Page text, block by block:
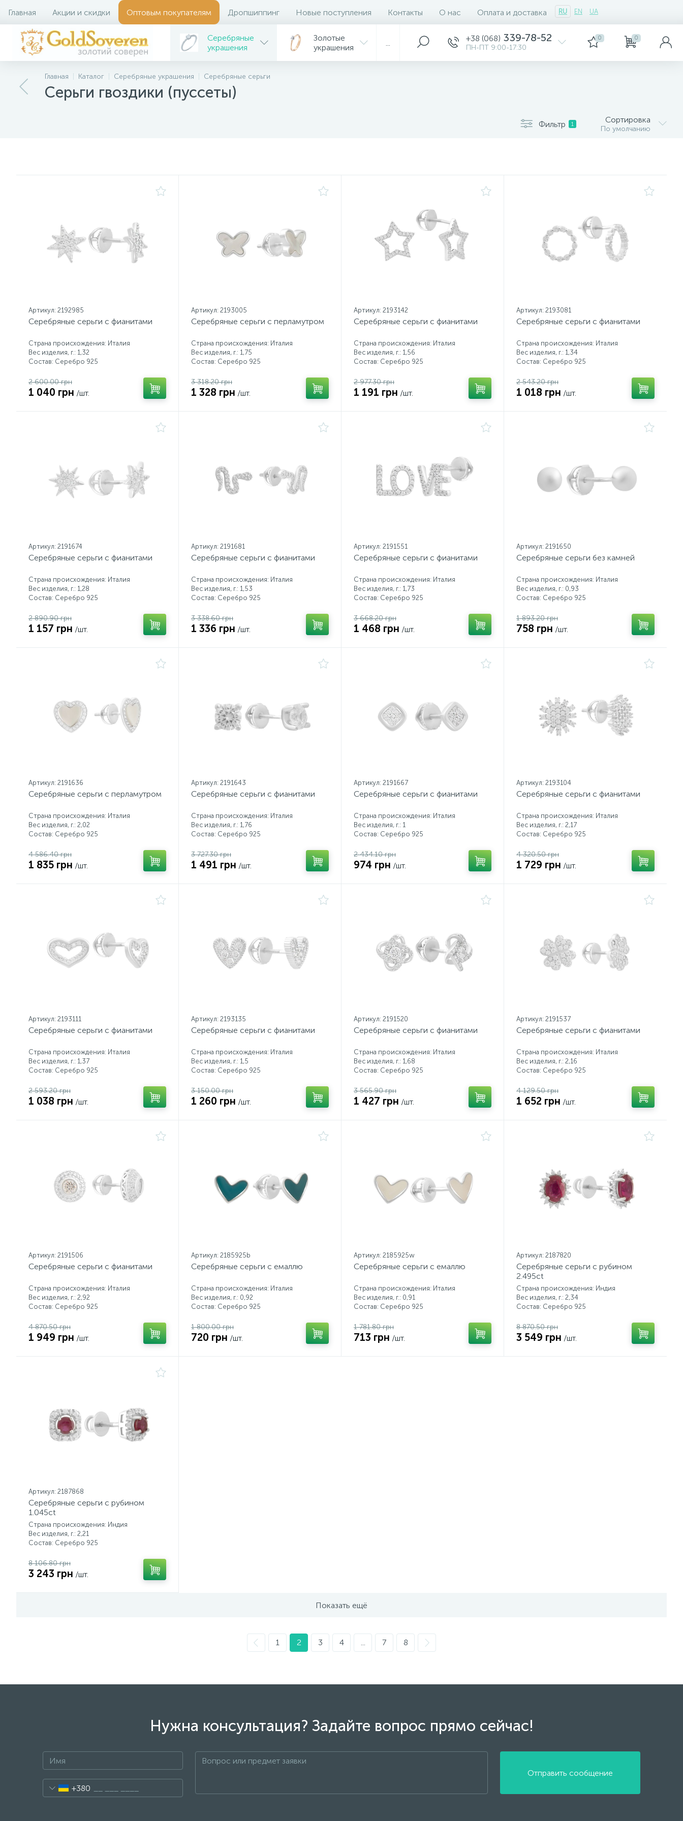
Главная Акции и скидки Оптовым покупателям Дропшиппинг Новые поступления Контакты О нас Оплата и доставка RU EN UA
Серебряные
украшения
Золотые
украшения
+38 (068) 339-78-52
ПН-ПТ 9:00-17:30
0 0
Главная Каталог Серебряные украшения Серебряные серьги
Серьги гвоздики (пуссеты)
Фильтр 1 Сортировка
По умолчанию
Артикул: 2192985
Серебряные серьги с фианитами
Страна происхождения: Италия
Вес изделия, г.: 1,32
Состав: Серебро 925
2 600.00 грн
1 040 грн /шт.
Артикул: 2193005
Серебряные серьги с перламутром
Страна происхождения: Италия
Вес изделия, г.: 1,75
Состав: Серебро 925
3 318.20 грн
1 328 грн /шт.
Артикул: 2193142
Серебряные серьги с фианитами
Страна происхождения: Италия
Вес изделия, г.: 1,56
Состав: Серебро 925
2 977.30 грн
1 191 грн /шт.
Артикул: 2193081
Серебряные серьги с фианитами
Страна происхождения: Италия
Вес изделия, г.: 1,34
Состав: Серебро 925
2 543.20 грн
1 018 грн /шт.
Артикул: 2191674
Серебряные серьги с фианитами
Страна происхождения: Италия
Вес изделия, г.: 1,28
Состав: Серебро 925
2 890.90 грн
1 157 грн /шт.
Артикул: 2191681
Серебряные серьги с фианитами
Страна происхождения: Италия
Вес изделия, г.: 1,53
Состав: Серебро 925
3 338.60 грн
1 336 грн /шт.
Артикул: 2191551
Серебряные серьги с фианитами
Страна происхождения: Италия
Вес изделия, г.: 1,73
Состав: Серебро 925
3 668.20 грн
1 468 грн /шт.
Артикул: 2191650
Серебряные серьги без камней
Страна происхождения: Италия
Вес изделия, г.: 0,93
Состав: Серебро 925
1 893.20 грн
758 грн /шт.
Артикул: 2191636
Серебряные серьги с перламутром
Страна происхождения: Италия
Вес изделия, г.: 2,02
Состав: Серебро 925
4 586.40 грн
1 835 грн /шт.
Артикул: 2191643
Серебряные серьги с фианитами
Страна происхождения: Италия
Вес изделия, г.: 1,76
Состав: Серебро 925
3 727.30 грн
1 491 грн /шт.
Артикул: 2191667
Серебряные серьги с фианитами
Страна происхождения: Италия
Вес изделия, г.: 1
Состав: Серебро 925
2 434.10 грн
974 грн /шт.
Артикул: 2193104
Серебряные серьги с фианитами
Страна происхождения: Италия
Вес изделия, г.: 2,17
Состав: Серебро 925
4 320.50 грн
1 729 грн /шт.
Артикул: 2193111
Серебряные серьги с фианитами
Страна происхождения: Италия
Вес изделия, г.: 1,37
Состав: Серебро 925
2 593.20 грн
1 038 грн /шт.
Артикул: 2193135
Серебряные серьги с фианитами
Страна происхождения: Италия
Вес изделия, г.: 1,5
Состав: Серебро 925
3 150.00 грн
1 260 грн /шт.
Артикул: 2191520
Серебряные серьги с фианитами
Страна происхождения: Италия
Вес изделия, г.: 1,68
Состав: Серебро 925
3 565.90 грн
1 427 грн /шт.
Артикул: 2191537
Серебряные серьги с фианитами
Страна происхождения: Италия
Вес изделия, г.: 2,16
Состав: Серебро 925
4 129.50 грн
1 652 грн /шт.
Артикул: 2191506
Серебряные серьги с фианитами
Страна происхождения: Италия
Вес изделия, г.: 2,92
Состав: Серебро 925
4 870.50 грн
1 949 грн /шт.
Артикул: 2185925b
Серебряные серьги с емаллю
Страна происхождения: Италия
Вес изделия, г.: 0,92
Состав: Серебро 925
1 800.00 грн
720 грн /шт.
Артикул: 2185925w
Серебряные серьги с емаллю
Страна происхождения: Италия
Вес изделия, г.: 0,91
Состав: Серебро 925
1 781.80 грн
713 грн /шт.
Артикул: 2187820
Серебряные серьги с рубином
2.495ct
Страна происхождения: Индия
Вес изделия, г.: 2,34
Состав: Серебро 925
8 870.50 грн
3 549 грн /шт.
Артикул: 2187868
Серебряные серьги с рубином
1.045ct
Страна происхождения: Индия
Вес изделия, г.: 2,21
Состав: Серебро 925
8 106.80 грн
3 243 грн /шт.
Показать ещё
1 2 3 4 ... 7 8
Нужна консультация? Задайте вопрос прямо сейчас!
+380
Отправить сообщение